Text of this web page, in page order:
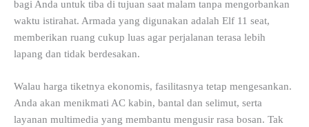
bagi Anda untuk tiba di tujuan saat malam tanpa mengorbankan
waktu istirahat. Armada yang digunakan adalah Elf 11 seat,
memberikan ruang cukup luas agar perjalanan terasa lebih
lapang dan tidak berdesakan.
Walau harga tiketnya ekonomis, fasilitasnya tetap mengesankan.
Anda akan menikmati AC kabin, bantal dan selimut, serta
layanan multimedia yang membantu mengusir rasa bosan. Tak